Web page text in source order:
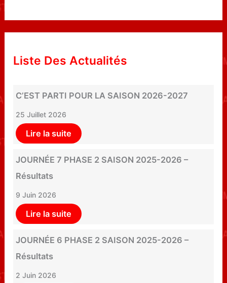
Liste Des Actualités
C’EST PARTI POUR LA SAISON 2026-2027
25 Juillet 2026
Lire la suite
JOURNÉE 7 PHASE 2 SAISON 2025-2026 –
Résultats
9 Juin 2026
Lire la suite
JOURNÉE 6 PHASE 2 SAISON 2025-2026 –
Résultats
2 Juin 2026